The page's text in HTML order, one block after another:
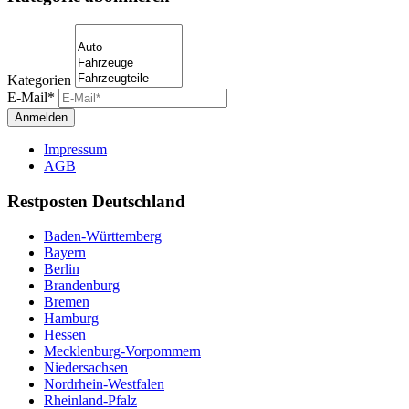
Kategorien
E-Mail*
Anmelden
Impressum
AGB
Restposten Deutschland
Baden-Württemberg
Bayern
Berlin
Brandenburg
Bremen
Hamburg
Hessen
Mecklenburg-Vorpommern
Niedersachsen
Nordrhein-Westfalen
Rheinland-Pfalz